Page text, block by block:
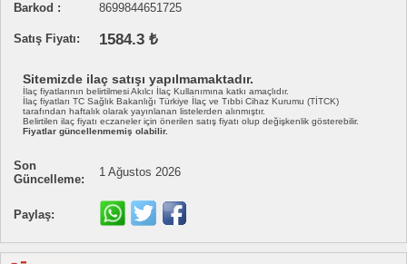
Barkod :
8699844651725
Satış Fiyatı: 1584.3 ₺
Sitemizde ilaç satışı yapılmamaktadır.
İlaç fiyatlarının belirtilmesi Akılcı İlaç Kullanımına katkı amaçlıdır.
İlaç fiyatları TC Sağlık Bakanlığı Türkiye İlaç ve Tıbbi Cihaz Kurumu (TİTCK)
tarafından haftalık olarak yayınlanan listelerden alınmıştır.
Belirtilen ilaç fiyatı eczaneler için önerilen satış fiyatı olup değişkenlik gösterebilir.
Fiyatlar güncellenmemiş olabilir.
Son
Güncelleme:
1 Ağustos 2026
Paylaş: